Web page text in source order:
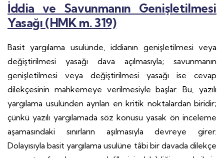
İddia ve Savunmanın Genişletilmesi
Yasağı (HMK m. 319)
Basit yargılama usulünde, iddianın genişletilmesi veya
değiştirilmesi yasağı dava açılmasıyla; savunmanın
genişletilmesi veya değiştirilmesi yasağı ise cevap
dilekçesinin mahkemeye verilmesiyle başlar. Bu, yazılı
yargılama usulünden ayrılan en kritik noktalardan biridir;
çünkü yazılı yargılamada söz konusu yasak ön inceleme
aşamasındaki sınırların aşılmasıyla devreye girer.
Dolayısıyla basit yargılama usulüne tâbi bir davada dilekçe